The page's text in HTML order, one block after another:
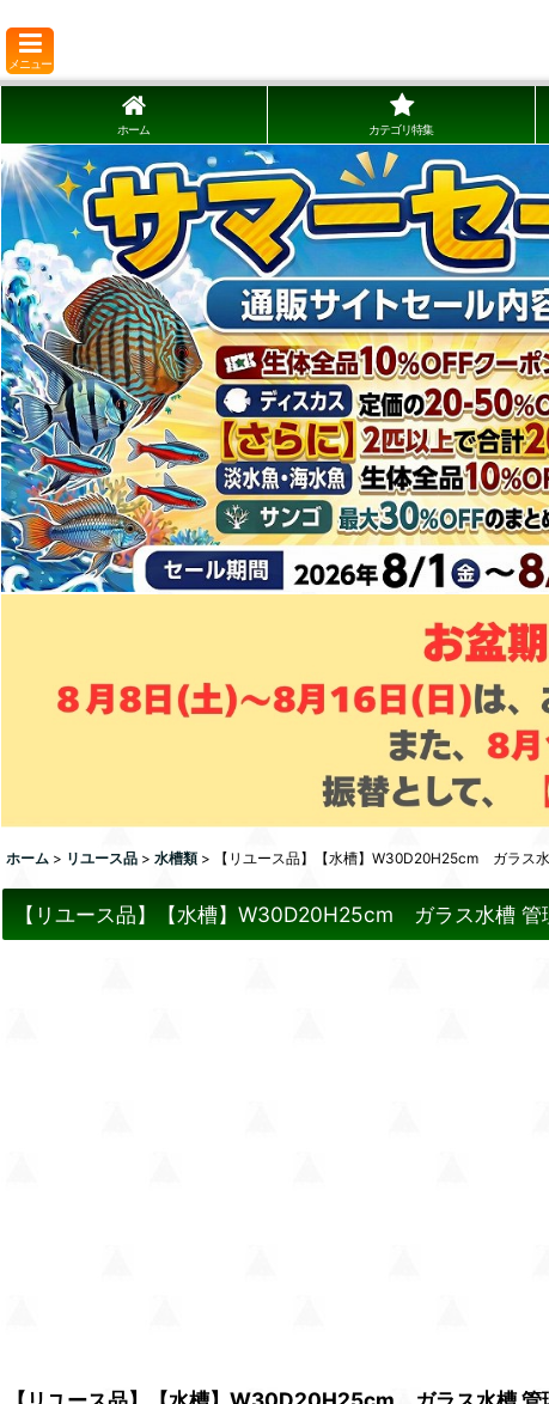
メニュー
ホーム カテゴリ特集
ホーム > リユース品 > 水槽類 > 【リユース品】【水槽】W30D20H25cm ガラス
【リユース品】【水槽】W30D20H25cm ガラス水槽